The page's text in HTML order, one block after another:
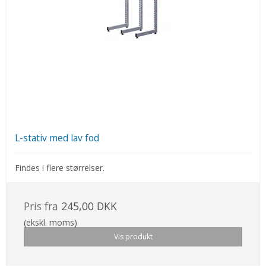
L-stativ med lav fod
Findes i flere størrelser.
Pris fra 245,00 DKK
(ekskl. moms)
Vis produkt